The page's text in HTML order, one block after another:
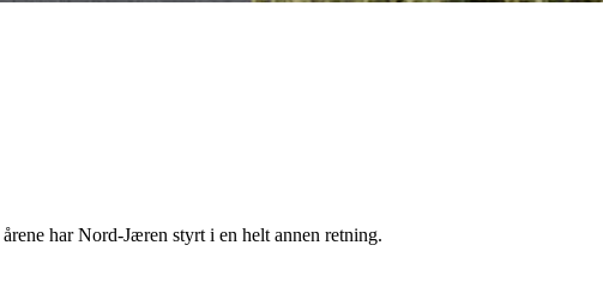
årene har Nord-Jæren styrt i en helt annen retning.